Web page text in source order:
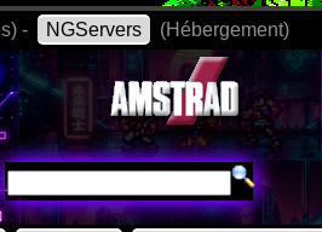
- NGServers (Hébergement)